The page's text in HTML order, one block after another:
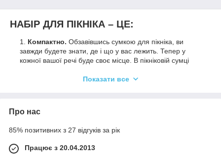
НАБІР ДЛЯ ПІКНІКА – ЦЕ:
Компактно. Обзавівшись сумкою для пікніка, ви
завжди будете знати, де і що у вас лежить. Тепер у
кожної вашої речі буде своє місце. В пікніковій сумці
що в неї якимось дивом міститься практично все.
зберігаються свіжими. Можна не переживати про
упаковується і стає практично «невразливою».
все, що може стати в нагоді під час відпочинку:
Показати все
Про нас
85% позитивних з 27 відгуків за рік
Працює з 20.04.2013